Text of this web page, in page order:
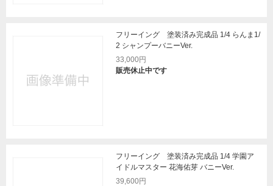
フリーイング 塗装済み完成品 1/4 らんま1/
2 シャンプーバニーVer.
33,000円
販売休止中です
フリーイング 塗装済み完成品 1/4 学園ア
イドルマスター 花海佑芽 バニーVer.
39,600円